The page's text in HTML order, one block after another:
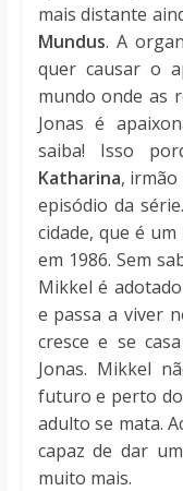
mais distante
Mundus. A
quer causar o
mundo onde as
Jonas é
saiba! Isso
Katharina,
episódio da
cidade, que é um
em 1986. Sem
Mikkel é
e passa a viver
cresce e se
Jonas. Mikkel
futuro e perto
adulto se mata.
capaz de dar
muito mais.